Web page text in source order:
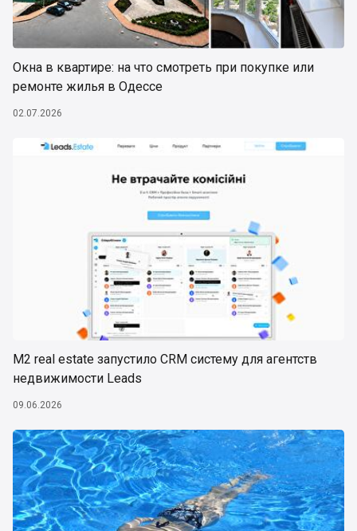
Окна в квартире: на что смотреть при покупке или
ремонте жилья в Одессе
02.07.2026
М2 real estate запустило CRM систему для агентств
недвижимости Leads
09.06.2026